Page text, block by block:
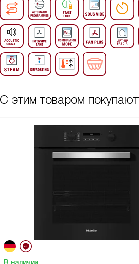
С этим товаром покупают
В наличии